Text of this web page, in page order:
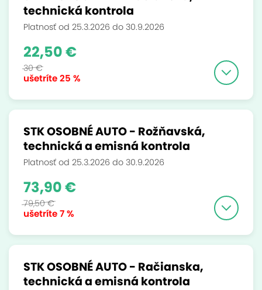
technická kontrola
Platnosť od 25.3.2026 do 30.9.2026
ušetríte25 %
22,50 €
30 €
STK OSOBNÉ AUTO - Rožňavská,
technická a emisná kontrola
Platnosť od 25.3.2026 do 30.9.2026
ušetríte7 %
73,90 €
79,50 €
STK OSOBNÉ AUTO - Račianska,
technická a emisná kontrola